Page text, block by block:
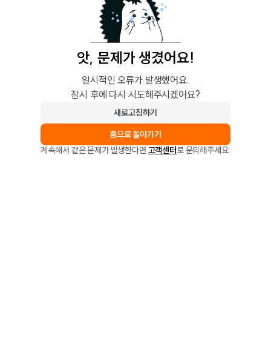
앗, 문제가 생겼어요!
일시적인 오류가 발생했어요.
잠시 후에 다시 시도해주시겠어요?
새로고침하기
홈으로 돌아가기
계속해서 같은 문제가 발생한다면 고객센터로 문의해주세요.